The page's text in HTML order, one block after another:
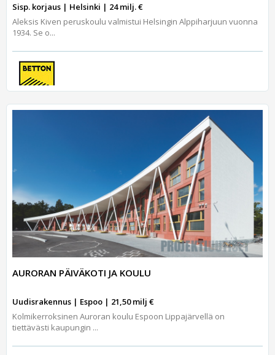
Sisp. korjaus | Helsinki | 24 milj. €
Aleksis Kiven peruskoulu valmistui Helsingin Alppiharjuun vuonna
1934. Se o...
AURORAN PÄIVÄKOTI JA KOULU
Uudisrakennus | Espoo | 21,50 milj €
Kolmikerroksinen Auroran koulu Espoon Lippajärvellä on
tiettävästi kaupungin ...